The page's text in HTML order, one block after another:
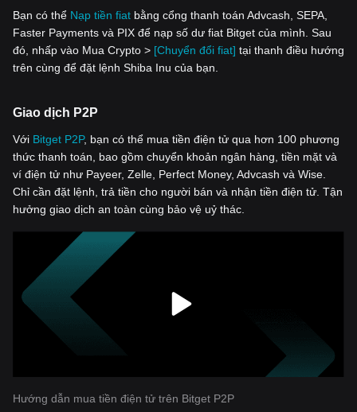
Bạn có thể Nạp tiền fiat bằng cổng thanh toán Advcash, SEPA,
Faster Payments và PIX để nạp số dư fiat Bitget của mình. Sau
đó, nhấp vào Mua Crypto > [Chuyển đổi fiat] tại thanh điều hướng
trên cùng để đặt lệnh Shiba Inu của bạn.
Giao dịch P2P
Với ‌Bitget P2P, bạn có thể mua tiền điện tử qua hơn 100 phương
thức thanh toán, bao gồm chuyển khoản ngân hàng, tiền mặt và
ví điện tử như Payeer, Zelle, Perfect Money, Advcash và Wise.
Chỉ cần đặt lệnh, trả tiền cho người bán và nhận tiền điện tử. Tận
hưởng giao dịch an toàn cùng bảo vệ uỷ thác.
Hướng dẫn mua tiền điện tử trên Bitget P2P